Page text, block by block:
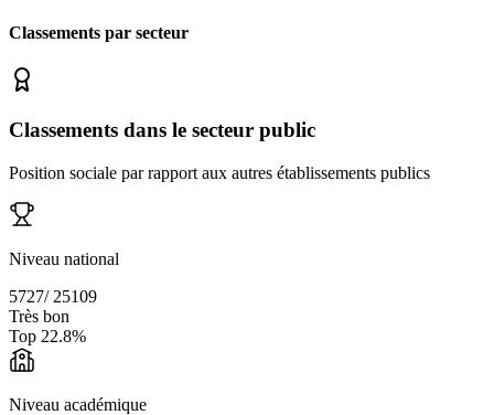
Classements par secteur
Classements dans le secteur public
Position sociale par rapport aux autres établissements publics
Niveau national
5727/ 25109
Très bon
Top 22.8%
Niveau académique